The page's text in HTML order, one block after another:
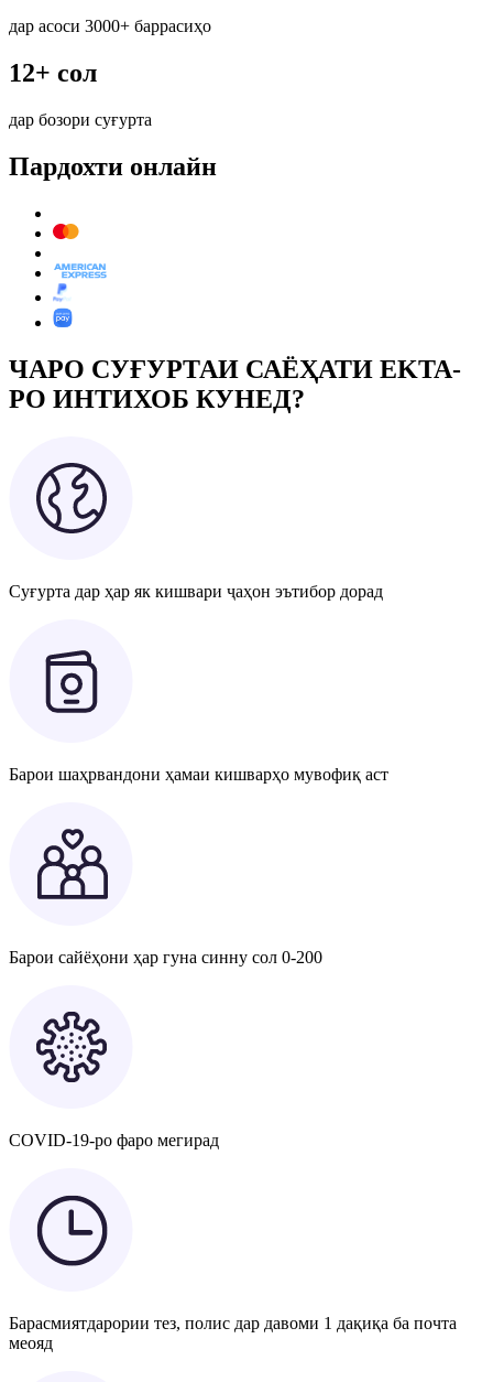
дар асоси 3000+ баррасиҳо
12+ сол
дар бозори суғурта
Пардохти онлайн
ЧАРО СУҒУРТАИ САЁҲАТИ EKTA-
РО ИНТИХОБ КУНЕД?
Суғурта дар ҳар як кишвари ҷаҳон эътибор дорад
Барои шаҳрвандони ҳамаи кишварҳо мувофиқ аст
Барои сайёҳони ҳар гуна синну сол 0-200
COVID-19-ро фаро мегирад
Барасмиятдарории тез, полис дар давоми 1 дақиқа ба почта
меояд